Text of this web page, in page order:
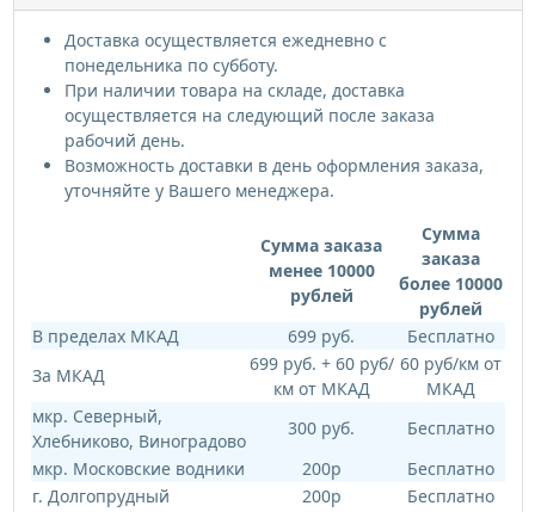
Доставка осуществляется ежедневно с
понедельника по субботу.
При наличии товара на складе, доставка
осуществляется на следующий после заказа
рабочий день.
Возможность доставки в день оформления заказа,
уточняйте у Вашего менеджера.
Сумма заказа
менее 10000
рублей
Сумма
заказа
более 10000
рублей
В пределах МКАД
699 руб.
Бесплатно
За МКАД
699 руб. + 60 руб/
км от МКАД
60 руб/км от
МКАД
мкр. Северный,
Хлебниково, Виноградово
300 руб.
Бесплатно
мкр. Московские водники
200р
Бесплатно
г. Долгопрудный
200р Бесплатно